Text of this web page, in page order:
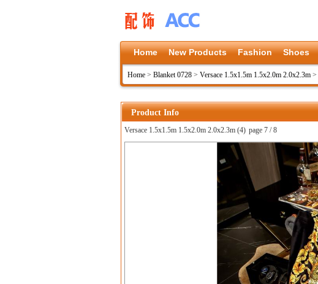
Home New Products Fashion Shoes
Home > Blanket 0728 > Versace 1.5x1.5m 1.5x2.0m 2.0x2.3m >
Product Info
Versace 1.5x1.5m 1.5x2.0m 2.0x2.3m (4) page 7 / 8